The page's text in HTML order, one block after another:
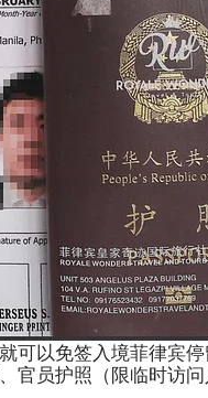
以免签入境菲律宾停
官员护照（限临时访